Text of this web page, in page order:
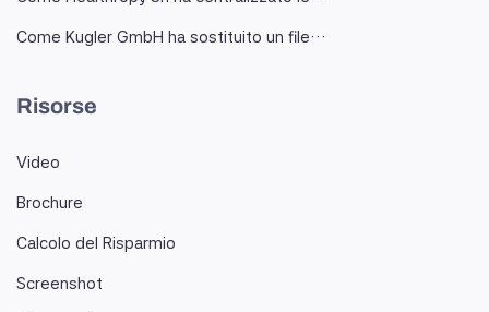
Come Kugler GmbH ha sostituito un file…
Risorse
Video
Brochure
Calcolo del Risparmio
Screenshot